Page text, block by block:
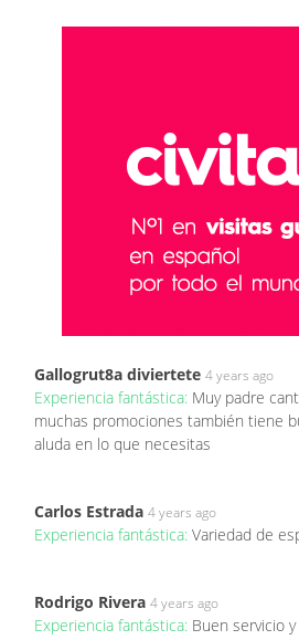
Gallogrut8a diviertete 4 years ago
Experiencia fantástica: Muy padre
muchas promociones también tiene
aluda en lo que necesitas
Carlos Estrada 4 years ago
Experiencia fantástica: Variedad de
Rodrigo Rivera 4 years ago
Experiencia fantástica: Buen servicio